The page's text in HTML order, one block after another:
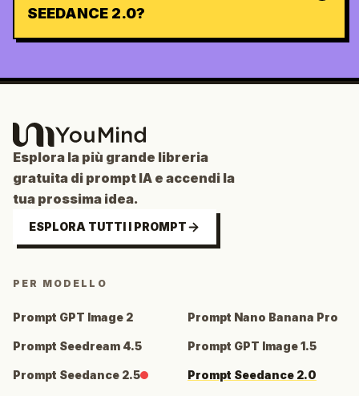
SEEDANCE 2.0?
Esplora la più grande libreria
gratuita di prompt IA e accendi la
tua prossima idea.
ESPLORA TUTTI I PROMPT
PER MODELLO
Prompt GPT Image 2 Prompt Nano Banana Pro
Prompt Seedream 4.5 Prompt GPT Image 1.5
Prompt Seedance 2.5 Prompt Seedance 2.0